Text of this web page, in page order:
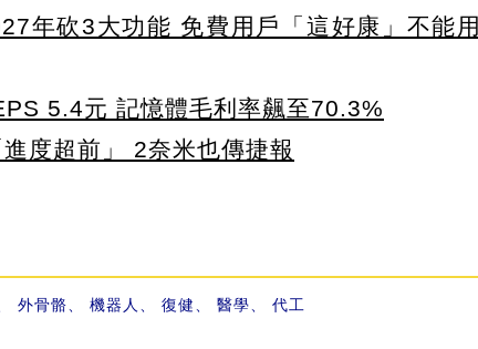
年砍3大功能 免費用戶「這好康」不能用
5.4元 記憶體毛利率飆至70.3%
度超前」 2奈米也傳捷報
外骨骼 機器人 復健 醫學 代工